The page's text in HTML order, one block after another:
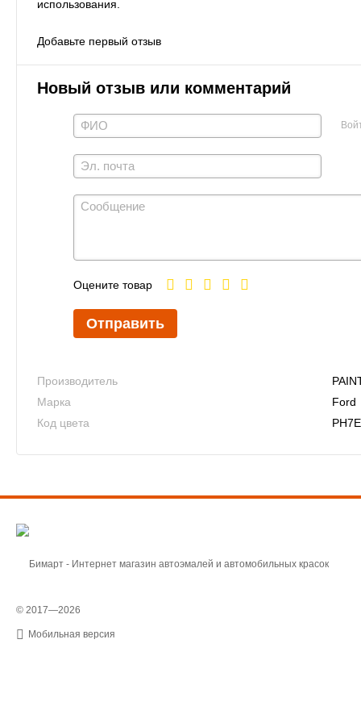
использования.
Добавьте первый отзыв
Новый отзыв или комментарий
Оцените товар
Отправить
Производитель
Марка
Ford
Код цвета
© 2017—2026
Мобильная версия